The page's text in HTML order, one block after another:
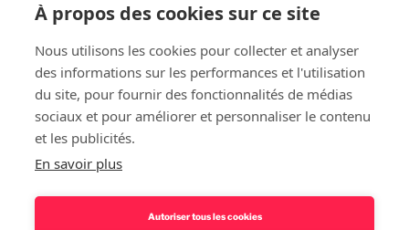
Rechercher
À propos des cookies sur ce site
Nous utilisons les cookies pour collecter et analyser
des informations sur les performances et l'utilisation
du site, pour fournir des fonctionnalités de médias
sociaux et pour améliorer et personnaliser le contenu
et les publicités.
En savoir plus
Autoriser tous les cookies